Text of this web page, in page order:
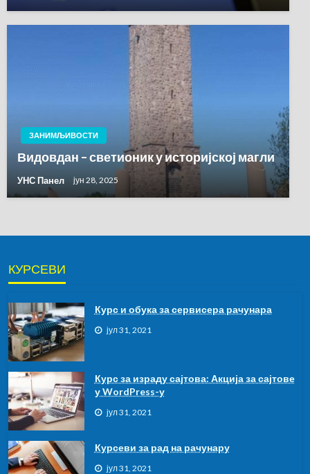
ЗАНИМЉИВОСТИ
Видовдан – светионик у историјској магли
УНС Панел јун 28, 2025
КУРСЕВИ
Курс и обука за сервисера рачунара
јул 31, 2021
Курс за израду сајтова: Акција за сајтове
у WordPress-у
јул 31, 2021
Курсеви за рад на рачунару
јул 31, 2021